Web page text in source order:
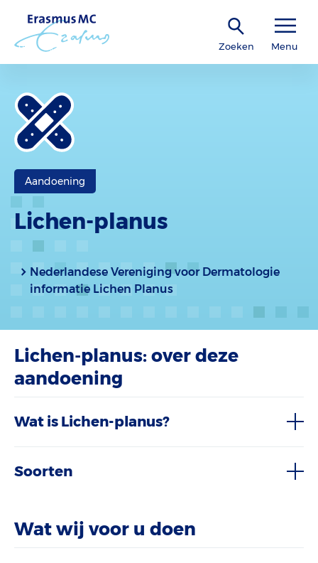
Zoeken Menu
Aandoening
Lichen-planus
Nederlandese Vereniging voor Dermatologie
informatie Lichen Planus
Lichen-planus: over deze
aandoening
Wat is Lichen-planus?
Soorten
Wat wij voor u doen